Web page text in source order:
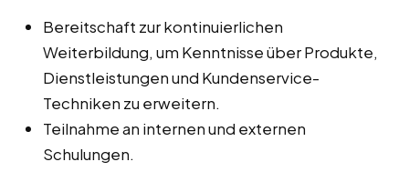
Bereitschaft zur kontinuierlichen
Weiterbildung, um Kenntnisse über Produkte,
Dienstleistungen und Kundenservice-
Techniken zu erweitern.
Teilnahme an internen und externen
Schulungen.